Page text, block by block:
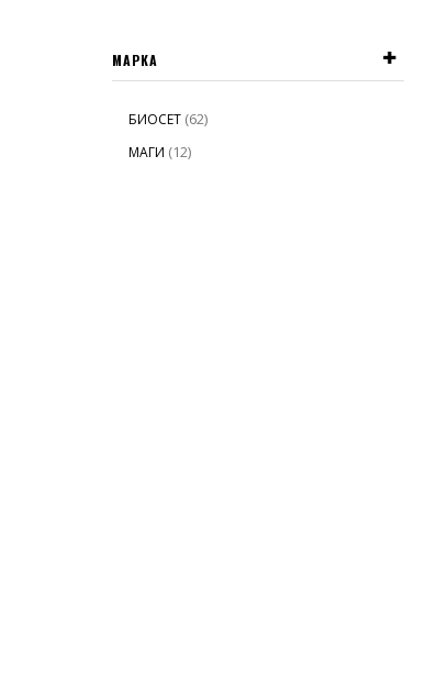
МАРКА
БИОСЕТ (62)
МАГИ (12)